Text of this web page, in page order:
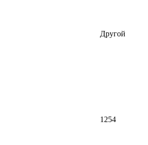
Другой
1254